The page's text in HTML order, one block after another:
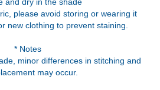
and dry in the shade
please avoid storing or wearing it
new clothing to prevent staining.
* Notes
minor differences in stitching and